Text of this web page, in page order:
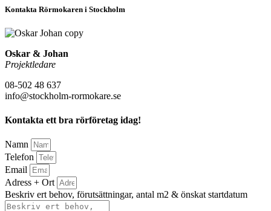
Kontakta Rörmokaren i Stockholm
Oskar & Johan
Projektledare
08-502 48 637
info@stockholm-rormokare.se
Kontakta ett bra rörföretag idag!
Namn
Telefon
Email
Adress + Ort
Beskriv ert behov, förutsättningar, antal m2 & önskat startdatum